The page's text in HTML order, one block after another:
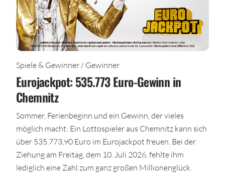
Spiele & Gewinner / Gewinner
Eurojackpot: 535.773 Euro-Gewinn in
Chemnitz
Sommer, Ferienbeginn und ein Gewinn, der vieles
möglich macht: Ein Lottospieler aus Chemnitz kann sich
über 535.773,90 Euro im Eurojackpot freuen. Bei der
Ziehung am Freitag, dem 10. Juli 2026, fehlte ihm
lediglich eine Zahl zum ganz großen Millionenglück.